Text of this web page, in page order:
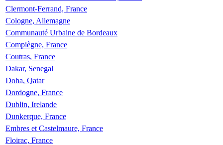
Clermont-Ferrand, France
Cologne, Allemagne
Communauté Urbaine de Bordeaux
Compiègne, France
Coutras, France
Dakar, Senegal
Doha, Qatar
Dordogne, France
Dublin, Irelande
Dunkerque, France
Embres et Castelmaure, France
Floirac, France